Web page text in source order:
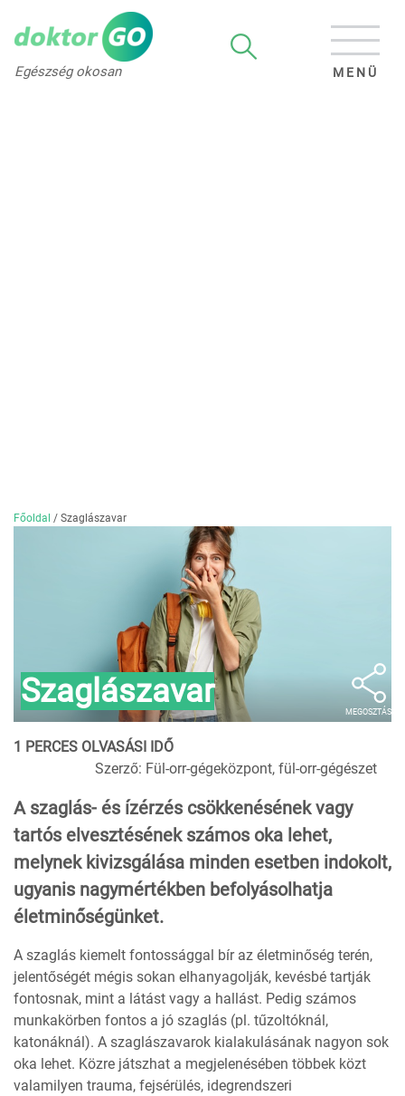
Egészség okosan MENÜ
Főoldal / Szaglászavar
Szaglászavar
MEGOSZTÁS
1 PERCES OLVASÁSI IDŐ
Szerző: Fül-orr-gégeközpont, fül-orr-gégészet
A szaglás- és ízérzés csökkenésének vagy
tartós elvesztésének számos oka lehet,
melynek kivizsgálása minden esetben indokolt,
ugyanis nagymértékben befolyásolhatja
életminőségünket.
A szaglás kiemelt fontossággal bír az életminőség terén,
jelentőségét mégis sokan elhanyagolják, kevésbé tartják
fontosnak, mint a látást vagy a hallást. Pedig számos
munkakörben fontos a jó szaglás (pl. tűzoltóknál,
katonáknál). A szaglászavarok kialakulásának nagyon sok
oka lehet. Közre játszhat a megjelenésében többek közt
valamilyen trauma, fejsérülés, idegrendszeri